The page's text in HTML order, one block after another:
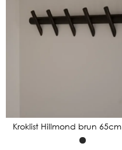
Kroklist Hillmond brun 65cm